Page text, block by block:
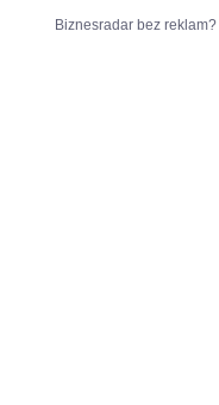
Biznesradar bez reklam?